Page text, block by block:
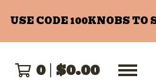
USE CODE 100KNOBS TO
0 $0.00